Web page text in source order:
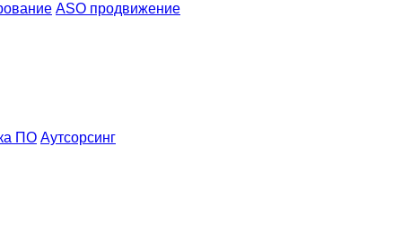
ASO продвижение
ПО Аутсорсинг